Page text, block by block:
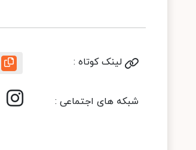
لینک کوتاه :
شبکه های اجتماعی :